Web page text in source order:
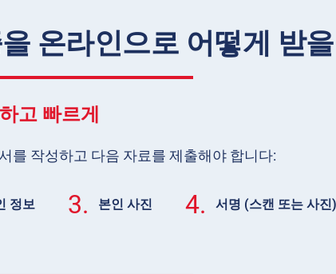
온라인으로 어떻게 받
고 빠르게
를 작성하고 다음 자료를 제출해야 합니다:
정보 3. 본인 사진 4. 서명 (스캔 또는 사진)